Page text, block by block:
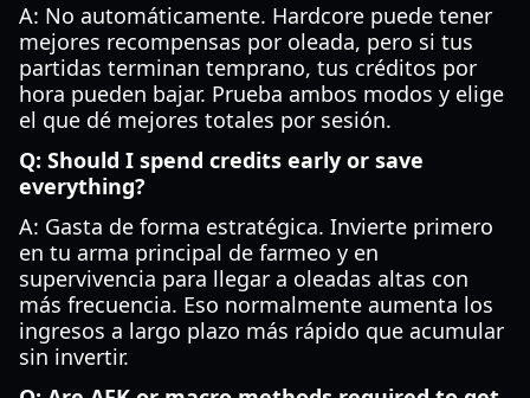
A: No automáticamente. Hardcore puede tener
mejores recompensas por oleada, pero si tus
partidas terminan temprano, tus créditos por
hora pueden bajar. Prueba ambos modos y elige
el que dé mejores totales por sesión.
Q: Should I spend credits early or save
everything?
A: Gasta de forma estratégica. Invierte primero
en tu arma principal de farmeo y en
supervivencia para llegar a oleadas altas con
más frecuencia. Eso normalmente aumenta los
ingresos a largo plazo más rápido que acumular
sin invertir.